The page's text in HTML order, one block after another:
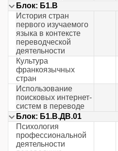
Блок: Б1.В
История стран
первого изучаемого
языка в контексте
переводческой
деятельности
Культура
франкоязычных
стран
Использование
поисковых интернет-
систем в переводе
Блок: Б1.В.ДВ.01
Психология
профессиональной
деятельности